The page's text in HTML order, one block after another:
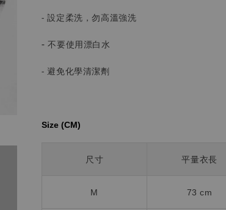
- 設定柔洗，勿高溫強洗
-不要使用漂白水
- 避免化學清潔劑
Size (CM)⁡⁡
尺寸 平量衣長
M 73 cm